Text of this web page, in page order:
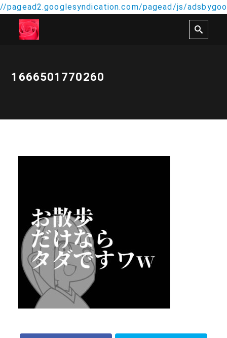
//pagead2.googlesyndication.com/pagead/js/
1666501770260